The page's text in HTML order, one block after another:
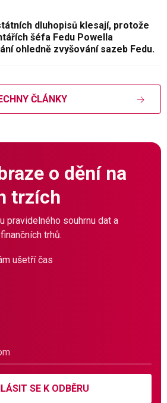
dluhopisů klesají, protože
šéfa Fedu Powella
ohledně zvyšování sazeb Fedu.
ČLÁNKY
o dění na
trzích
pravidelného souhrnu dat a
trhů.
ušetří čas
SE K ODBĚRU